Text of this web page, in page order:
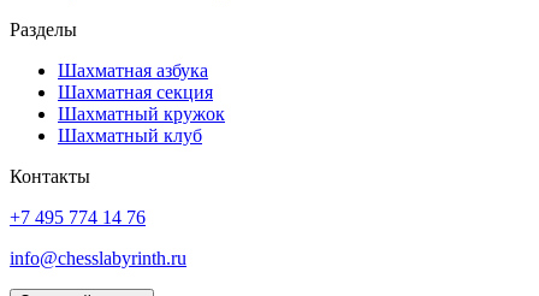
Разделы
Шахматная азбука
Шахматная секция
Шахматный кружок
Шахматный клуб
Контакты
+7 495 774 14 76
info@chesslabyrinth.ru